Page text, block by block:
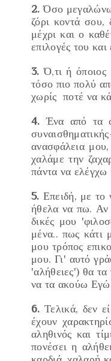
2. Όσο μεγαλώνω
ζόρι κοντά σου,
μέχρι και ο
επιλογές του
3. Ό,τι ή όποιος
τόσο πιο πολύ
χωρίς ποτέ να
4.Ένα από τα
ανασφάλεια
χαλάμε την
πάντα να ελέγχω
5. Επειδή, με το
ήθελα να πω. Αν
δικές μου
μένα.. πως κάτι
μου τρόπος
μου. Γι' αυτό
'αλήθειες') θα τα
να τα ακούω Εγώ
6. Τελικά, δεν
έχουν
αληθινός και
πονέσει η